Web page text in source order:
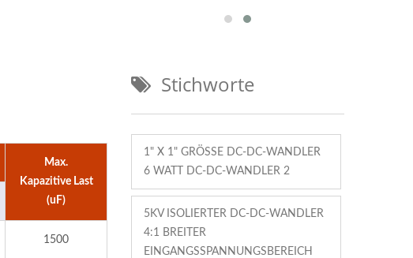
Max.
Kapazitive Last
(uF)
1500
Stichworte
1" X 1" GRÖSSE DC-DC-WANDLER 6
WATT DC-DC-WANDLER 2
5KV ISOLIERTER DC-DC-WANDLER
4:1 BREITER
EINGANGSSPANNUNGSBEREICH